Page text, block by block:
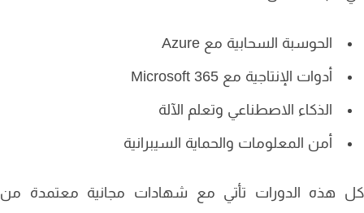
الحوسبة السحابية مع Azure
أدوات الإنتاجية مع Microsoft 365
الذكاء الاصطناعي وتعلم الآلة
أمن المعلومات والحماية السيبرانية
هذه الدورات تأتي مع شهادات مجانية معتمدة من